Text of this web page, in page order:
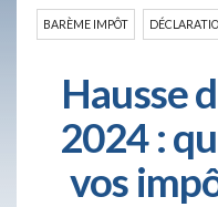
BARÈME IMPÔT
Hausse
2024 :
vos